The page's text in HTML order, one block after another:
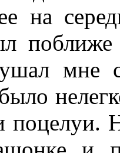
на
поближе
мне